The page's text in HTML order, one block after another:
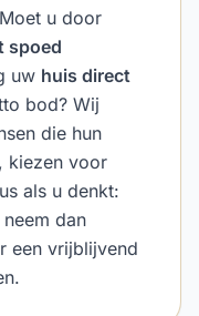
u door
spoed
uw huis direct
bod? Wij
die hun
kiezen voor
als u denkt:
neem dan
een vrijblijvend